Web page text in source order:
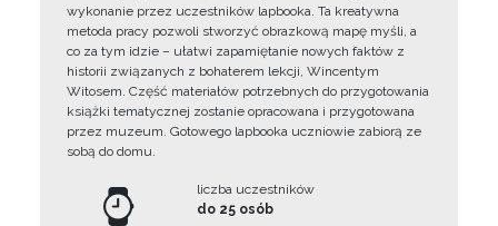
wykonanie przez uczestników lapbooka. Ta kreatywna
metoda pracy pozwoli stworzyć obrazkową mapę myśli, a
co za tym idzie – ułatwi zapamiętanie nowych faktów z
historii związanych z bohaterem lekcji, Wincentym
Witosem. Część materiałów potrzebnych do przygotowania
książki tematycznej zostanie opracowana i przygotowana
przez muzeum. Gotowego lapbooka uczniowie zabiorą ze
sobą do domu.
liczba uczestników
do 25 osób